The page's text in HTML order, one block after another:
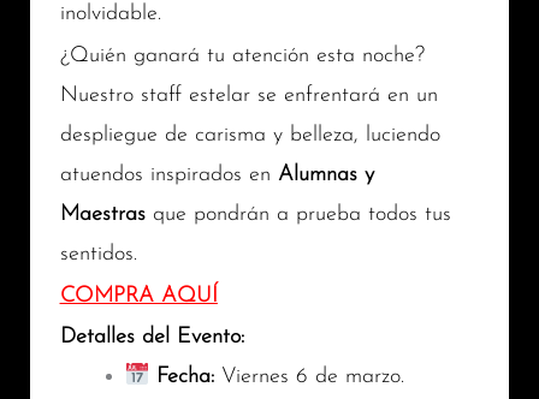
inolvidable.
¿Quién ganará tu atención esta noche?
Nuestro staff estelar se enfrentará en un
despliegue de carisma y belleza, luciendo
atuendos inspirados en Alumnas y
Maestrasque pondrán a prueba todos tus
sentidos.
COMPRA AQUÍ
Detalles del Evento:
Fecha: Viernes 6 de marzo.